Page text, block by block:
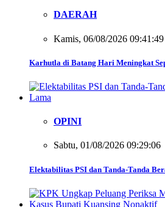
DAERAH
Kamis, 06/08/2026 09:41:49
Karhutla di Batang Hari Meningkat
OPINI
Sabtu, 01/08/2026 09:29:06
Elektabilitas PSI dan Tanda-Tanda